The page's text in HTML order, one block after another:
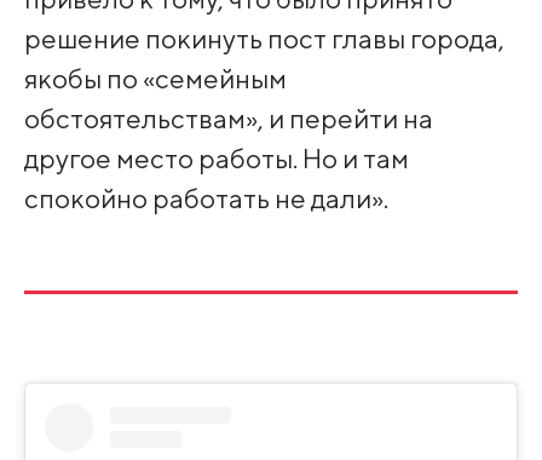
решение покинуть пост главы города,
якобы по «семейным
обстоятельствам», и перейти на
другое место работы. Но и там
спокойно работать не дали».